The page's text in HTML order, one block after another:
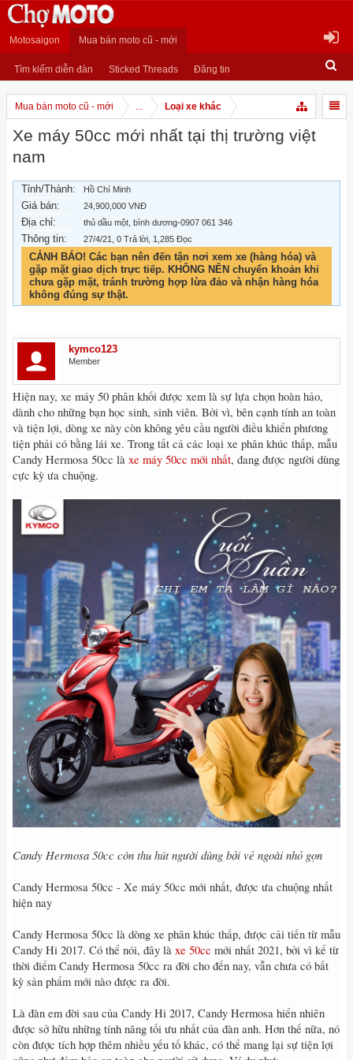
Motosaigon Mua bán moto cũ - mới
Tìm kiếm diễn đàn Sticked Threads Đăng tin
Mua bán moto cũ - mới ... Loại xe khác
Xe máy 50cc mới nhất tại thị trường việt
nam
Tỉnh/Thành: Hồ Chí Minh
Giá bán: 24,900,000 VNĐ
Địa chỉ: thủ dầu một, bình dương-0907 061 346
Thông tin: 27/4/21 , 0 Trả lời, 1,285 Đọc
CẢNH BÁO! Các bạn nên đến tận nơi xem xe (hàng hóa) và
gặp mặt giao dịch trực tiếp. KHÔNG NÊN chuyển khoản khi
chưa gặp mặt, tránh trường hợp lừa đảo và nhận hàng hóa
không đúng sự thật.
kymco123
Member
Hiện nay, xe máy 50 phân khối được xem là sự lựa chọn hoàn hảo,
dành cho những bạn học sinh, sinh viên. Bởi vì, bên cạnh tính an toàn
và tiện lợi, dòng xe này còn không yêu cầu người điều khiển phương
tiện phải có bằng lái xe. Trong tất cả các loại xe phân khúc thấp, mẫu
Candy Hermosa 50cc là xe máy 50cc mới nhất, đang được người dùng
cực kỳ ưa chuộng.
Candy Hermosa 50cc còn thu hút người dùng bởi vẻ ngoài nhỏ gọn
Candy Hermosa 50cc - Xe máy 50cc mới nhất, được ưa chuộng nhất
hiện nay
Candy Hermosa 50cc là dòng xe phân khúc thấp, được cải tiến từ mẫu
Candy Hi 2017. Có thể nói, đây là xe 50cc mới nhất 2021, bởi vì kể từ
thời điểm Candy Hermosa 50cc ra đời cho đến nay, vẫn chưa có bất
kỳ sản phẩm mới nào được ra đời.
Là đàn em đời sau của Candy Hi 2017, Candy Hermosa hiển nhiên
được sở hữu những tính năng tối ưu nhất của đàn anh. Hơn thế nữa, nó
còn được tích hợp thêm nhiều yếu tố khác, có thể mang lại sự tiện lợi